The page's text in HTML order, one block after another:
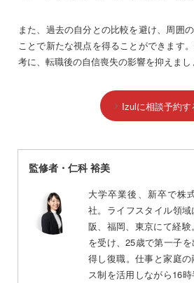
また、過去の自分との比較を避け、周囲
ことで新たな視点を得ることができます
考に、転職後の自信喪失の影響を抑えまし
Izulに相談予約す
監修者・仁科 裕美
大学卒業後、新卒で株
社。ライフスタイル領
阪、福岡、東京にて経
を受け、25歳で第一子
得し復職。仕事と家庭
ス制を活用しながら16